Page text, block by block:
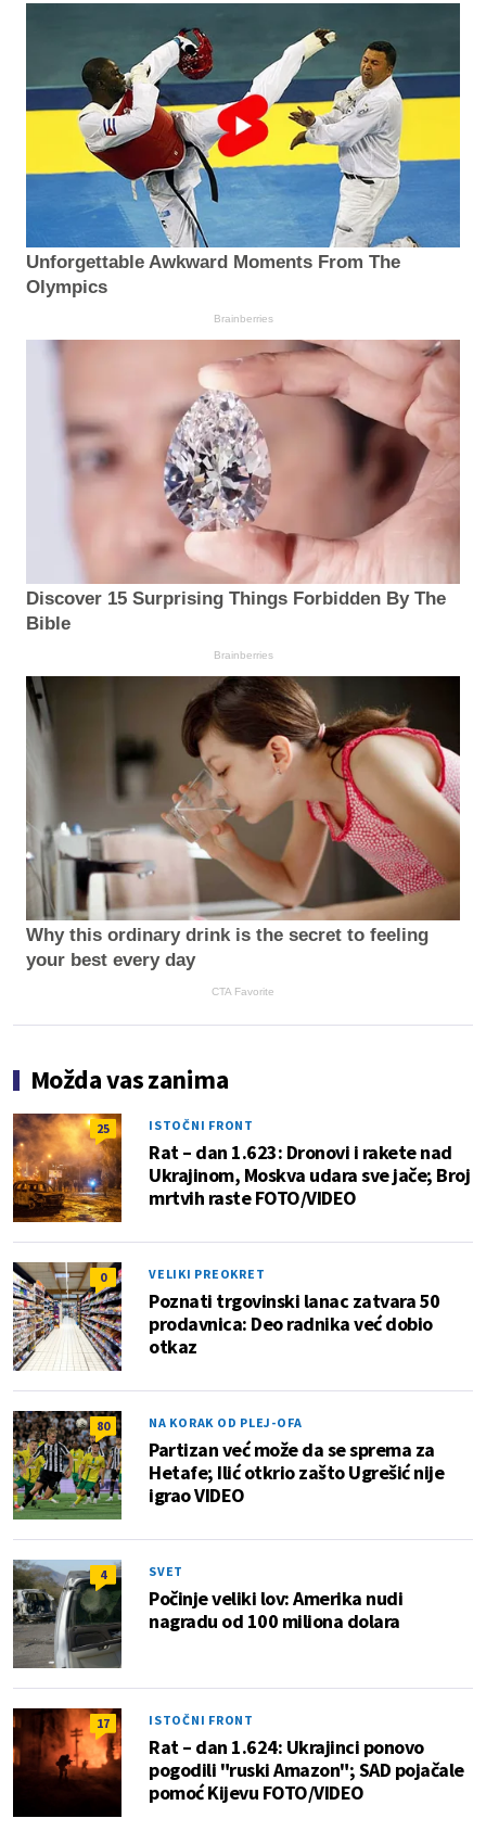
Unforgettable Awkward Moments From The
Olympics
Brainberries
Discover 15 Surprising Things Forbidden By The
Bible
Brainberries
Why this ordinary drink is the secret to feeling
your best every day
CTA Favorite
Možda vas zanima
25 ISTOČNI FRONT
Rat – dan 1.623: Dronovi i rakete nad
Ukrajinom, Moskva udara sve jače; Broj
mrtvih raste FOTO/VIDEO
0 VELIKI PREOKRET
Poznati trgovinski lanac zatvara 50
prodavnica: Deo radnika već dobio
otkaz
80 NA KORAK OD PLEJ-OFA
Partizan već može da se sprema za
Hetafe; Ilić otkrio zašto Ugrešić nije
igrao VIDEO
4 SVET
Počinje veliki lov: Amerika nudi
nagradu od 100 miliona dolara
17 ISTOČNI FRONT
Rat – dan 1.624: Ukrajinci ponovo
pogodili "ruski Amazon"; SAD pojačale
pomoć Kijevu FOTO/VIDEO